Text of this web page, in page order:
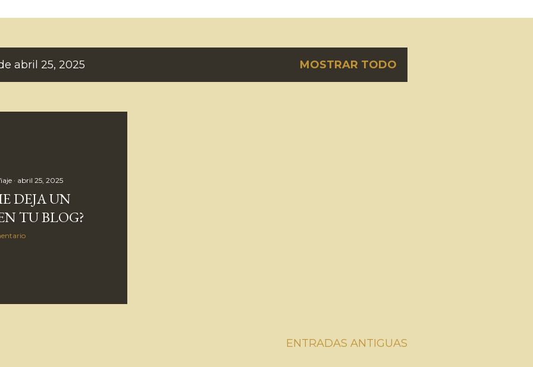
abril 25, 2025 MOSTRAR TODO
abril 25, 2025
DEJA UN
TU BLOG?
ENTRADAS ANTIGUAS